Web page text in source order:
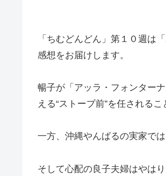
「ちむどんどん」第１０週は
感想をお届けします。
暢子が「アッラ・フォンター
える“ストーブ前”を任されるこ
一方、沖縄やんばるの実家で
そして心配の良子夫婦はやは